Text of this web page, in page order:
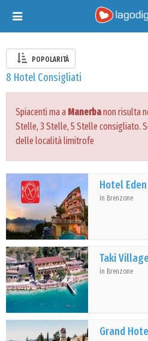
Toggle
navigation
POPOLARITÀ
8 Hotel Consigliati
Spiacenti ma a Manerbanon risulta
Stelle, 3 Stelle, 5 Stelle consigliato.
delle località limitrofe
Hotel Eden
in Brenzone
Taki
in Brenzone
Grand